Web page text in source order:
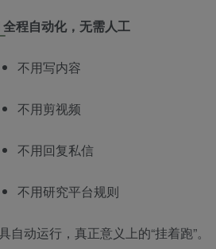
全程自动化，无需人工
不用写内容
不用剪视频
不用回复私信
不用研究平台规则
自动运行，真正意义上的“挂着跑”。